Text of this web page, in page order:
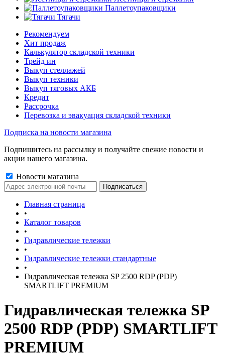
Паллетоупаковщики
Тягачи
Рекомендуем
Хит продаж
Калькулятор складской техники
Трейд ин
Выкуп стеллажей
Выкуп техники
Выкуп тяговых АКБ
Кредит
Рассрочка
Перевозка и эвакуация складской техники
Подписка на новости магазина
Подпишитесь на рассылку и получайте свежие новости и
акции нашего магазина.
Новости магазина
Главная страница
•
Каталог товаров
•
Гидравлические тележки
•
Гидравлические тележки стандартные
•
Гидравлическая тележка SP 2500 RDP (PDP)
SMARTLIFT PREMIUM
Гидравлическая тележка SP
2500 RDP (PDP) SMARTLIFT
PREMIUM